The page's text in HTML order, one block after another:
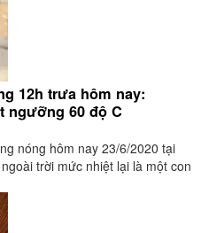
12h trưa hôm nay:
ngưỡng 60 độ C
nóng hôm nay 23/6/2020 tại
trời mức nhiệt lại là một con